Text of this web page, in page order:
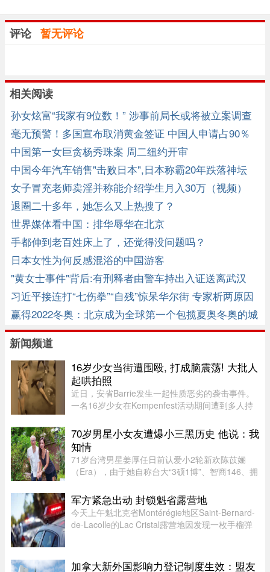
评论 暂无评论
相关阅读
孙女炫富“我家有9位数！” 涉事前局长或将被立案调查
毫无预警！多国宣布取消黄金签证 中国人申请占90％
中国第一女巨贪杨秀珠案 周二纽约开审
中国今年汽车销售"击败日本",日本称霸20年跌落神坛
女子冒充老师卖淫并称能介绍学生月入30万（视频）
退圈二十多年，她怎么又上热搜了？
世界媒体看中国：排华辱华在北京
手都伸到老百姓床上了，还觉得没问题吗？
日本女性为何反感混浴的中国游客
"黄女士事件"背后:有刑释者由警车持出入证送离武汉
习近平接连打“七伤拳”“自残”惊呆华尔街 专家析两原因
赢得2022冬奥：北京成为全球第一个包揽夏奥冬奥的城
市
新闻频道
16岁少女当街遭围殴, 打成脑震荡! 大批人
起哄拍照
近日，安省Barrie发生一起性质恶劣的袭击事件。
一名16岁少女在Kempenfest活动期间遭到多人持
批年轻人围观、起哄和拍摄，却迟迟没有人上前制
止。据CTV新闻报道，事件发 ...
70岁男星小女友遭爆小三黑历史 他说：我
知情
71岁台湾男星姜厚任日前认爱小2轮新欢陈苡㛤
（Era），由于她自称台大“3硕1博”、智商146、拥
灵异能，3岁就认出姜厚任，时隔39年“重逢”，彼
此有七世情缘，离奇的相恋 ...
军方紧急出动 封锁魁省露营地
今天上午魁北克省Montérégie地区Saint-Bernard-
de-Lacolle的Lac Cristal露营地因发现一枚手榴弹
历史，目前对露营者没有 ...
加拿大新外国影响力登记制度生效：盟友